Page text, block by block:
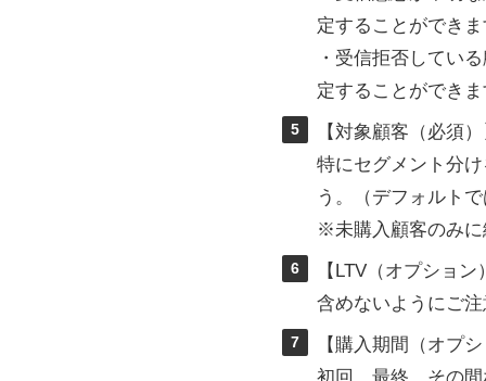
定することができ
・受信拒否してい
定することができ
5
【対象顧客（必須
特にセグメント分
う。（デフォルト
※未購入顧客のみに
6
【LTV（オプショ
含めないようにご
7
【購入期間（オプ